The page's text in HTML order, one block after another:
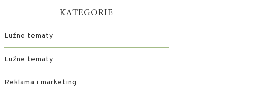
KATEGORIE
Luźne tematy
Luźne tematy
Reklama i marketing